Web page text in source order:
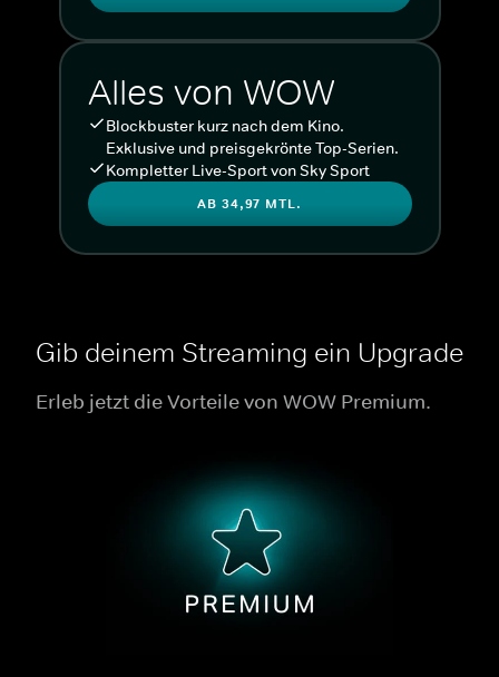
Alles von WOW
Blockbuster kurz nach dem Kino.
Exklusive und preisgekrönte Top-Serien.
Kompletter Live-Sport von Sky Sport
AB 34,97 MTL.
Gib deinem Streaming ein Upgrade
Erleb jetzt die Vorteile von WOW Premium.